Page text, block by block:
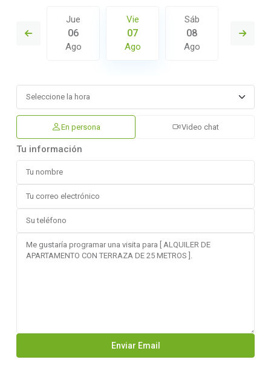
Jue
06
Ago
Vie
07
Ago
Sáb
08
Ago
09
En persona Video chat
Tu información